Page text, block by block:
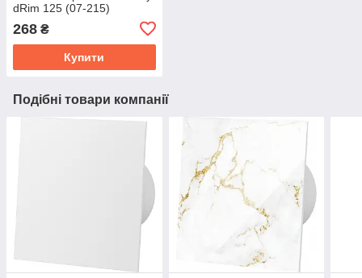
dRim 125 (07-215)
268 ₴
Купити
Подібні товари компанії